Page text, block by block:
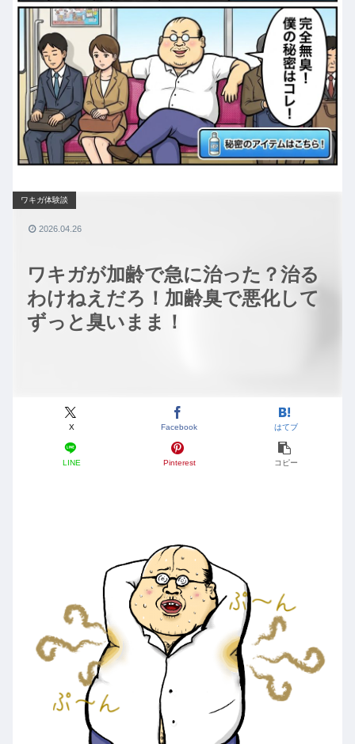
ワキガが加齢で急に治った？治る
わけねえだろ！加齢臭で悪化して
ずっと臭いまま！
ワキガ体験談
X Facebook はてブ
LINE Pinterest コピー
2026.04.26